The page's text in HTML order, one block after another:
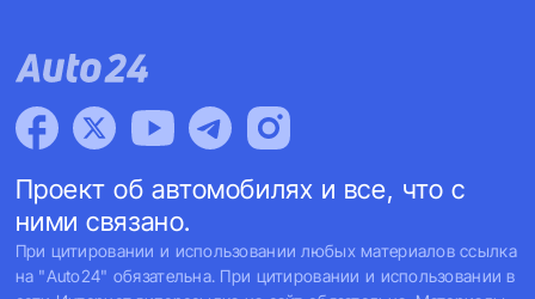
Проект об автомобилях и все, что с
ними связано.
При цитировании и использовании любых материалов ссылка
на "Auto24" обязательна. При цитировании и использовании в